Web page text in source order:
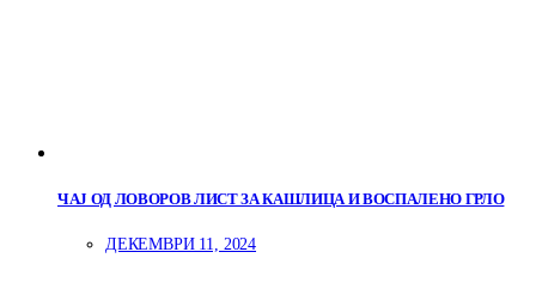
ЧАЈ ОД ЛОВОРОВ ЛИСТ ЗА КАШЛИЦА И ВОСПАЛЕНО ГРЛО
ДЕКЕМВРИ 11, 2024